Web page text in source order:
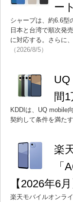
ー
シャープは、約6.6型
日本と台湾で順次発
に対応する。さらに
（2026/8/5）
UQ
間
KDDIは、UQ mobile
契約して条件を満た
楽
「
【2026年6月
楽天モバイルオンラ